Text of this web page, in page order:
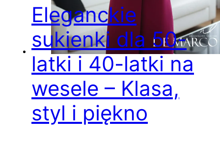
Eleganckie
sukienki dla 50-
latki i 40-latki na
wesele – Klasa,
styl i piękno